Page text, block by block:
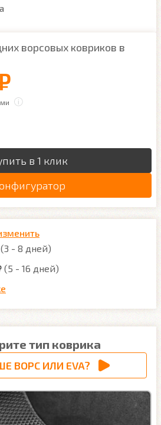
ворсовых ковриков в
в 1 клик
(3 - 8 дней)
(5 - 16 дней)
тип коврика
ВОРС ИЛИ EVA?